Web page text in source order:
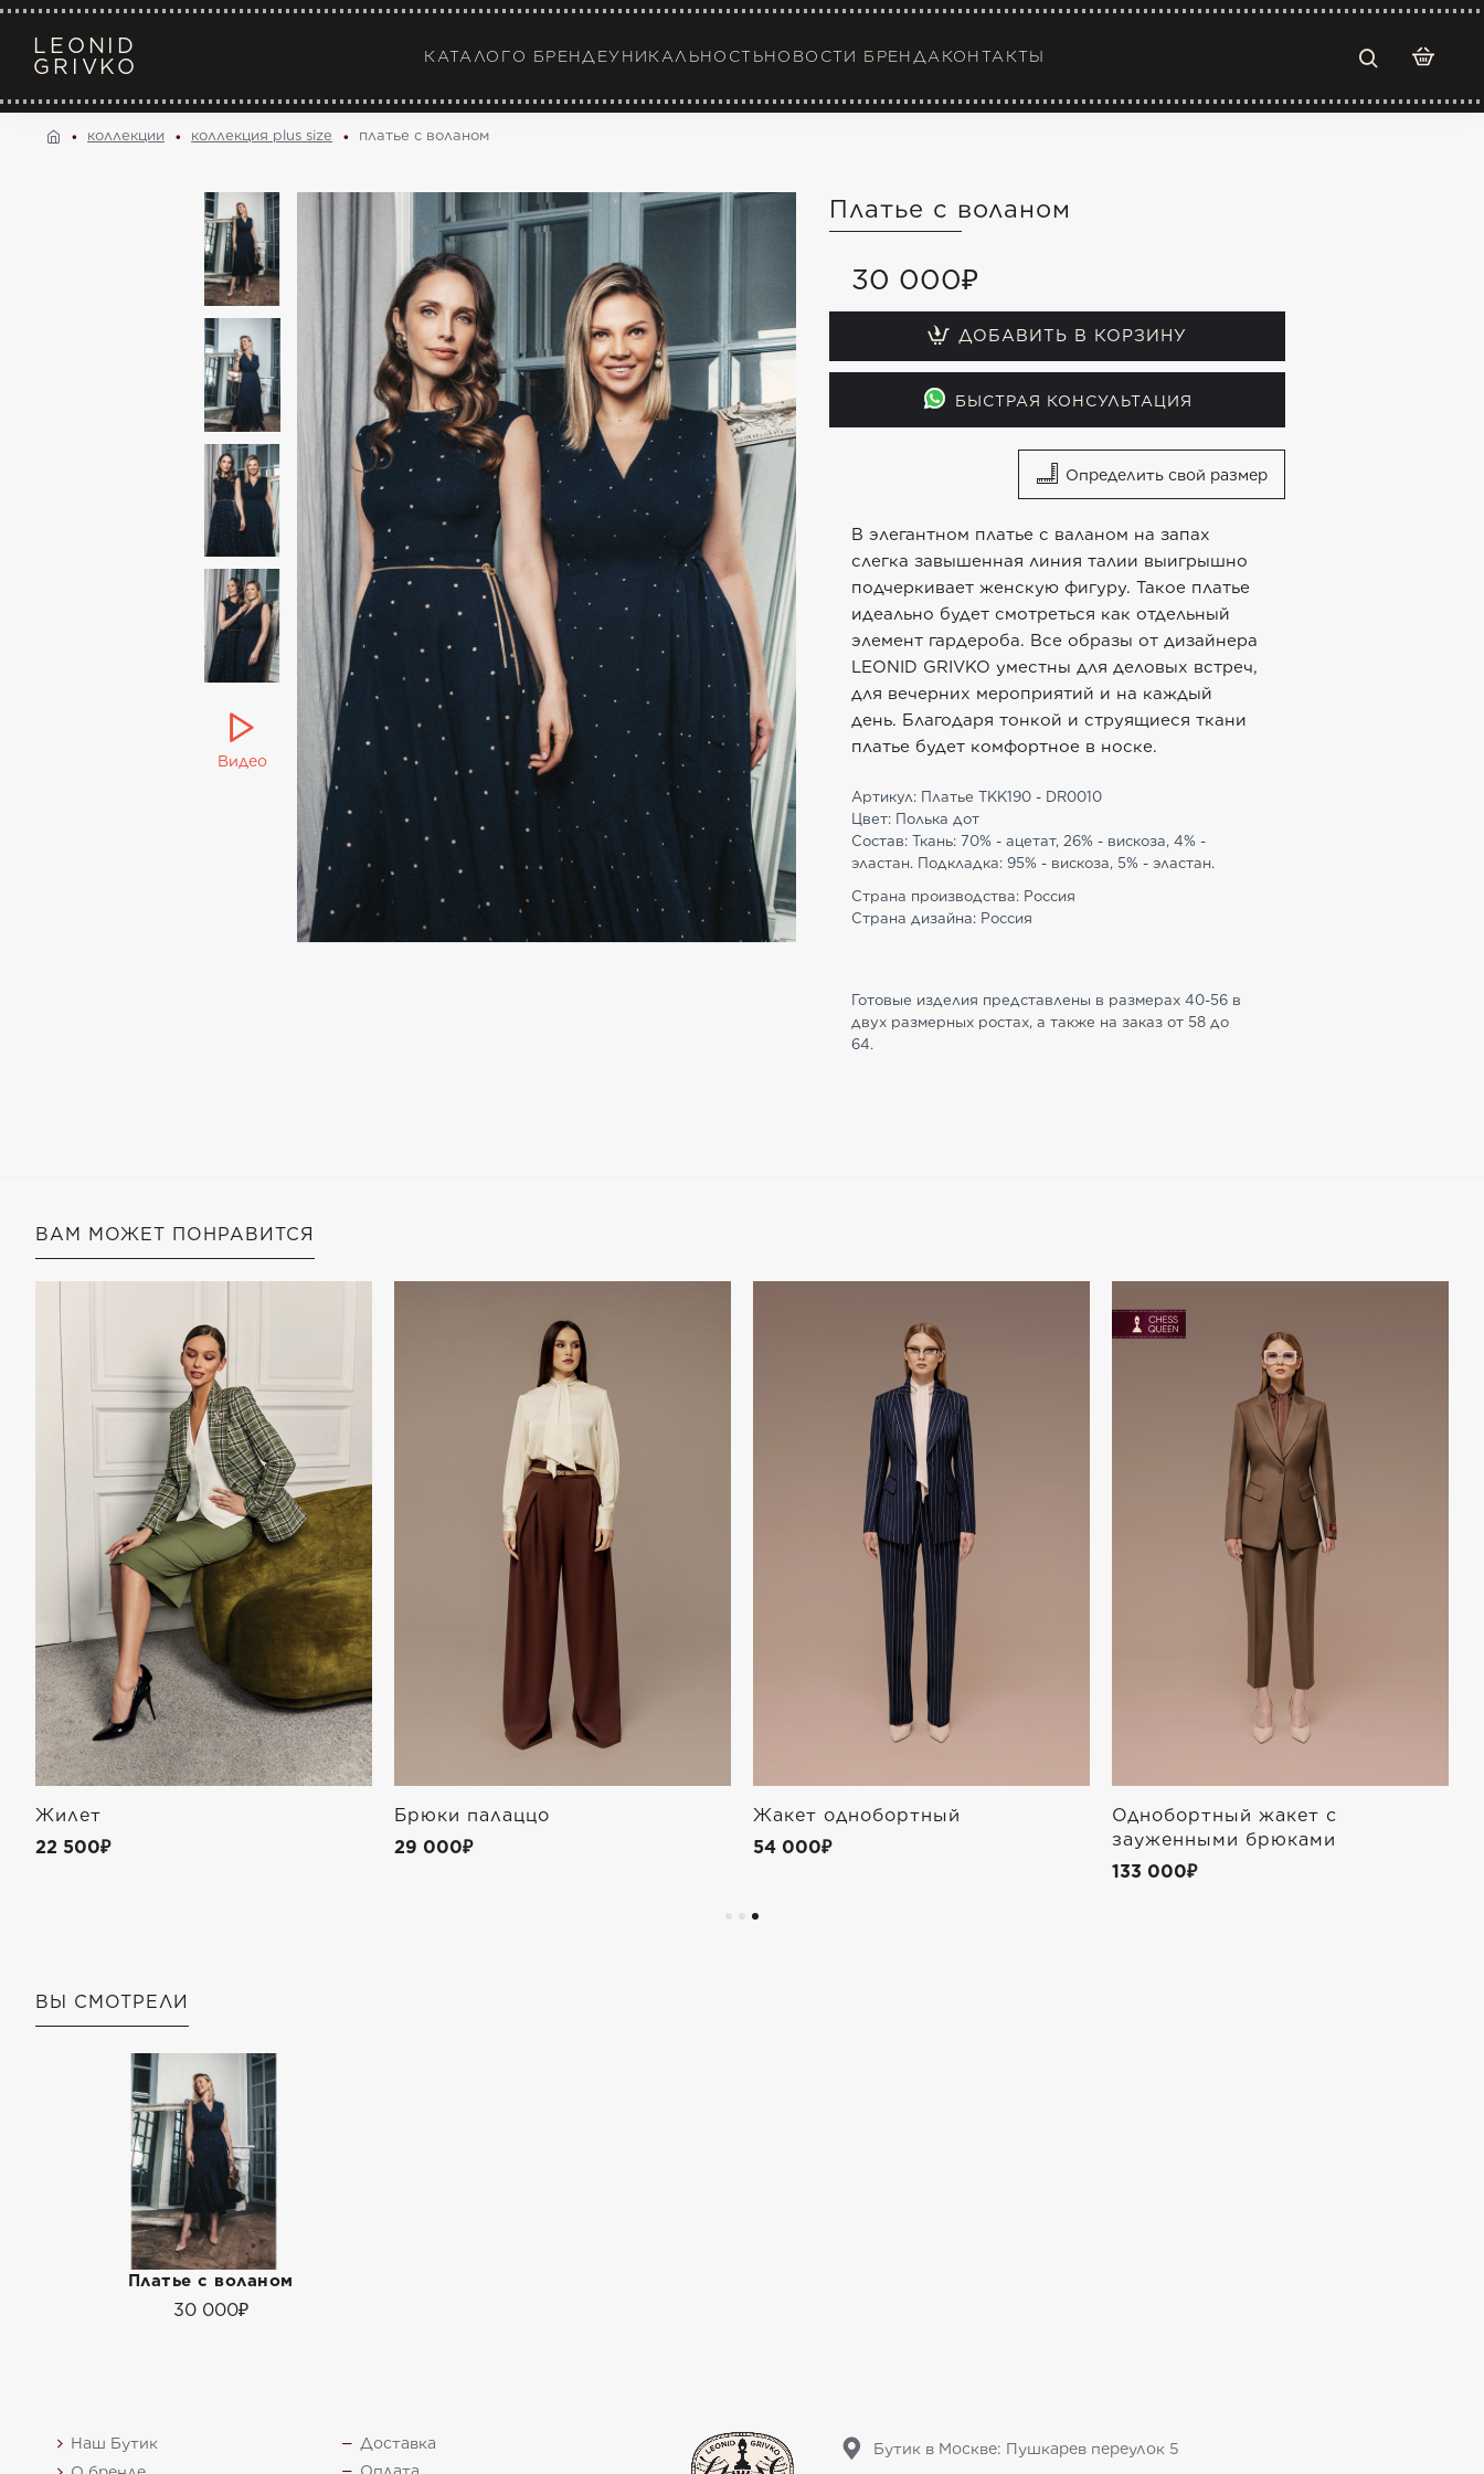
LEONID
GRIVKO
КАТАЛОГО БРЕНДЕУНИКАЛЬНОСТЬНОВОСТИ БРЕНДА КОНТАКТЫ
коллекции коллекция plus size платье с воланом
Видео
Платье с воланом
Определить свой размер
В элегантном платье с валаном на запах
слегка завышенная линия талии выигрышно
подчеркивает женскую фигуру. Такое платье
идеально будет смотреться как отдельный
элемент гардероба. Все образы от дизайнера
LEONID GRIVKO уместны для деловых встреч,
для вечерних мероприятий и на каждый
день. Благодаря тонкой и струящиеся ткани
платье будет комфортное в носке.
Артикул: Платье TKK190 - DR0010
Цвет: Полька дот
Состав: Ткань: 70% - ацетат, 26% - вискоза, 4% -
эластан. Подкладка: 95% - вискоза, 5% - эластан.
Страна производства: Россия
Страна дизайна: Россия
Готовые изделия представлены в размерах 40-56 в
двух размерных ростах, а также на заказ от 58 до
64.
30 000₽
ДОБАВИТЬ В КОРЗИНУ
БЫСТРАЯ КОНСУЛЬТАЦИЯ
ВАМ МОЖЕТ ПОНРАВИТСЯ
Жилет
22 500₽
Брюки палаццо
29 000₽
Жакет однобортный
54 000₽
Однобортный жакет с
зауженными брюками
133 000₽
ВЫ СМОТРЕЛИ
Платье с воланом
30 000₽
Наш Бутик
Доставка
Бутик в Москве: Пушкарев переулок 5